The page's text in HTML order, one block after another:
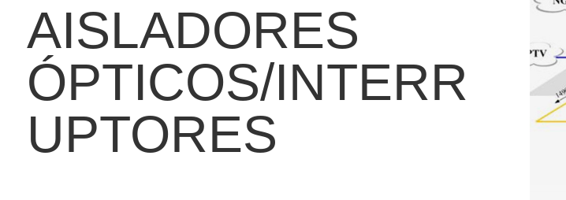
AISLADORES
ÓPTICOS/INTERR
UPTORES